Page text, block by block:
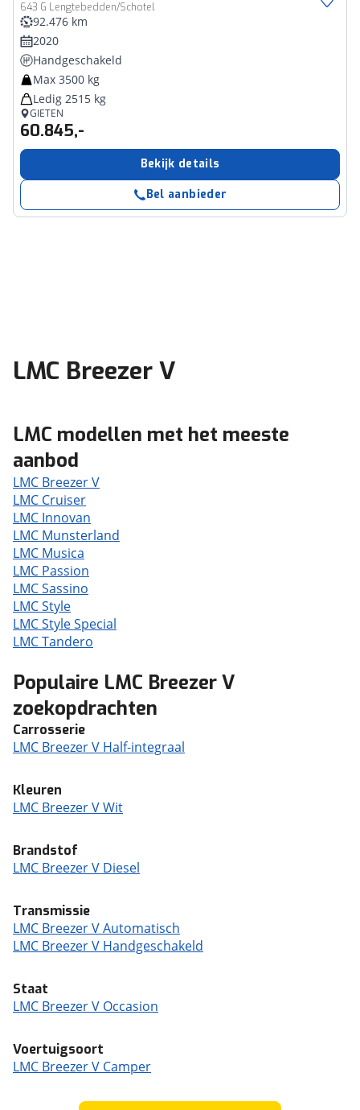
643 G Lengtebedden/Schotel
92.476 km
2020
Handgeschakeld
Max 3500 kg
Ledig 2515 kg
GIETEN
60.845,-
Bekijk details
Bel aanbieder
LMC Breezer V
LMC modellen met het meeste
aanbod
LMC Breezer V
LMC Cruiser
LMC Innovan
LMC Munsterland
LMC Musica
LMC Passion
LMC Sassino
LMC Style
LMC Style Special
LMC Tandero
Populaire LMC Breezer V
zoekopdrachten
Carrosserie
LMC Breezer V Half-integraal
Kleuren
LMC Breezer V Wit
Brandstof
LMC Breezer V Diesel
Transmissie
LMC Breezer V Automatisch
LMC Breezer V Handgeschakeld
Staat
LMC Breezer V Occasion
Voertuigsoort
LMC Breezer V Camper